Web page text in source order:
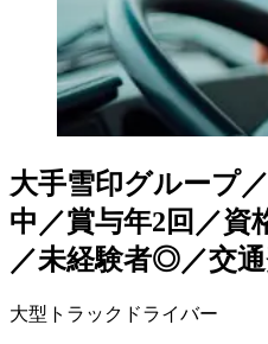
大手雪印グループ
中／賞与年2回／資
／未経験者◎／交
大型トラックドライバー